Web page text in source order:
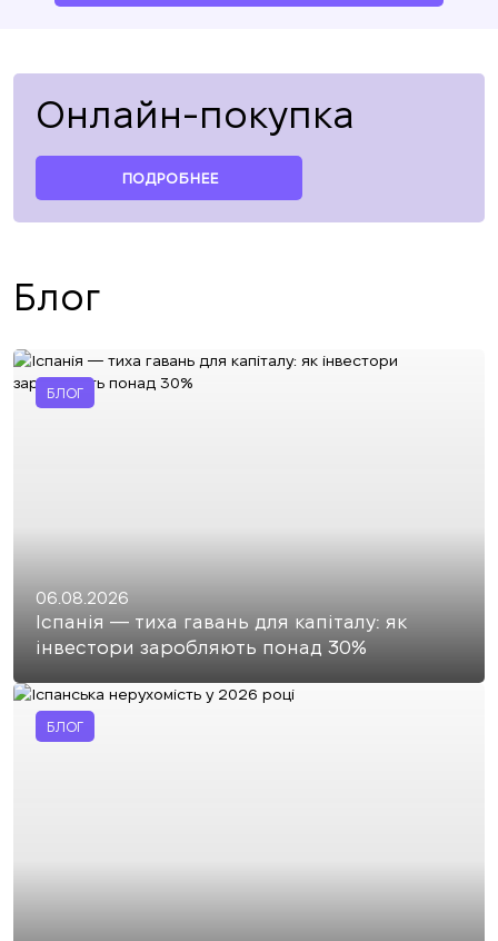
Онлайн-покупка
ПОДРОБНЕЕ
Блог
БЛОГ
06.08.2026
Іспанія — тиха гавань для капіталу: як
інвестори заробляють понад 30%
БЛОГ